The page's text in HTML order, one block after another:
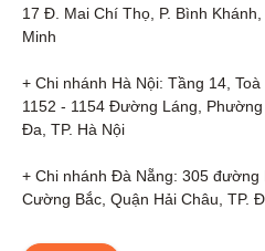
17 Đ. Mai Chí Thọ, P. Bình
Minh
+ Chi nhánh Hà Nội: Tầng 14,
1152 - 1154 Đường Láng,
Đa, TP. Hà Nội
+ Chi nhánh Đà Nẵng: 305
Cường Bắc, Quận Hải Châu, TP.